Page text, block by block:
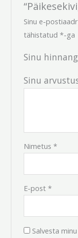
Sinu e-
tähistatud *-ga
Sinu hinnang
Sinu
Nimetus *
E-post *
Salvesta